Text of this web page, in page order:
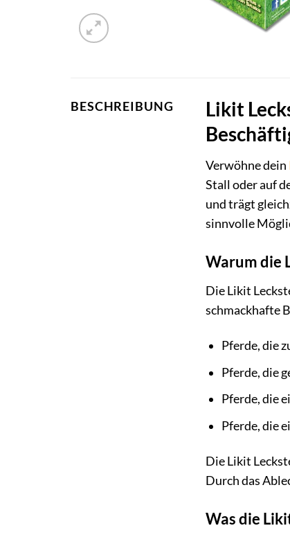
BESCHREIBUNG
Likit
Verwöhne dein
Stall oder auf
und trägt
sinnvolle
Warum die
Die Likit
schmackhafte
Pferde, die
Pferde, die
Pferde, die
Pferde, die
Die Likit
Durch das
Was die